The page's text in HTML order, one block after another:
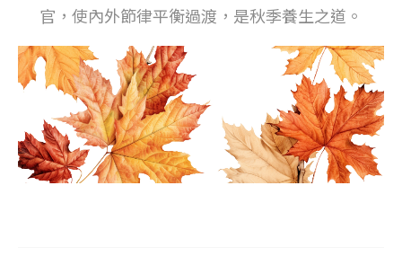
官，使內外節律平衡過渡，是秋季養生之道。